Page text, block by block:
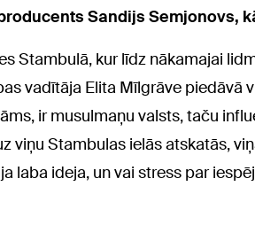
Sandijs Semjonovs,
Stambulā, kur līdz nākamajai
vadītāja Elita Mīlgrāve piedāvā
ir musulmaņu valsts, taču
viņu Stambulas ielās atskatās,
laba ideja, un vai stress par